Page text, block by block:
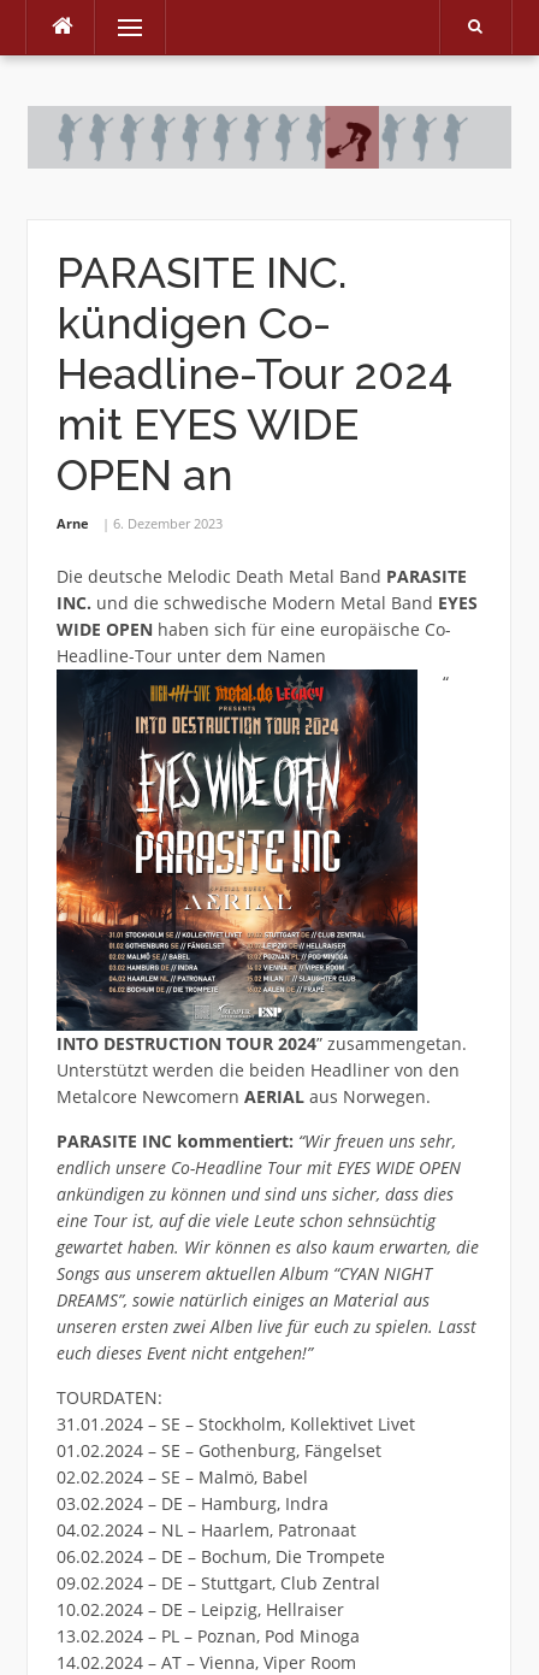
Skip
Menu
PARASITE INC.
kündigen Co-
Headline-Tour 2024
mit EYES WIDE
OPEN an
Arne 6. Dezember 2023
Die deutsche Melodic Death Metal Band PARASITE
INC. und die schwedische Modern Metal Band EYES
WIDE OPEN haben sich für eine europäische Co-
Headline-Tour unter dem Namen
“
INTO DESTRUCTION TOUR 2024” zusammengetan.
Unterstützt werden die beiden Headliner von den
Metalcore Newcomern AERIALaus Norwegen.
PARASITE INC kommentiert: “Wir freuen uns sehr,
endlich unsere Co-Headline Tour mit EYES WIDE OPEN
ankündigen zu können und sind uns sicher, dass dies
eine Tour ist, auf die viele Leute schon sehnsüchtig
gewartet haben. Wir können es also kaum erwarten, die
Songs aus unserem aktuellen Album “CYAN NIGHT
DREAMS”, sowie natürlich einiges an Material aus
unseren ersten zwei Alben live für euch zu spielen. Lasst
euch dieses Event nicht entgehen!”
TOURDATEN:
31.01.2024 – SE – Stockholm, Kollektivet Livet
01.02.2024 – SE – Gothenburg, Fängelset
02.02.2024 – SE – Malmö, Babel
03.02.2024 – DE – Hamburg, Indra
04.02.2024 – NL – Haarlem, Patronaat
06.02.2024 – DE – Bochum, Die Trompete
09.02.2024 – DE – Stuttgart, Club Zentral
10.02.2024 – DE – Leipzig, Hellraiser
13.02.2024 – PL – Poznan, Pod Minoga
14.02.2024 – AT – Vienna, Viper Room